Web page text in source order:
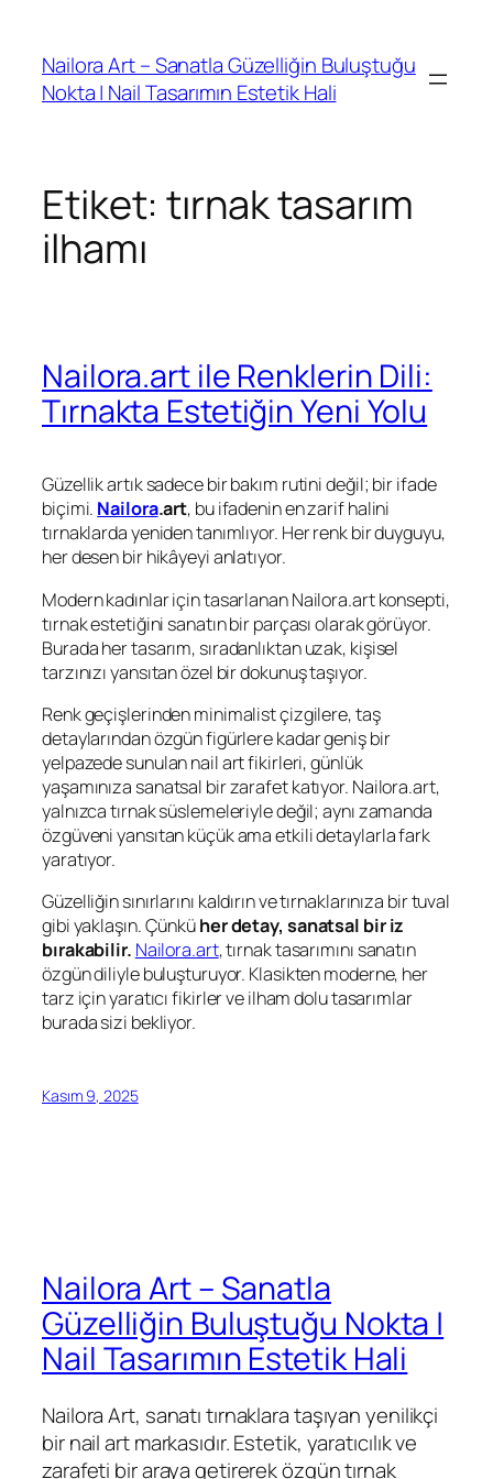
Nailora Art – Sanatla Güzelliğin Buluştuğu
Nokta | Nail Tasarımın Estetik Hali
Etiket:tırnak tasarım
ilhamı
Nailora.art ile Renklerin Dili:
Tırnakta Estetiğin Yeni Yolu
Güzellik artık sadece bir bakım rutini değil; bir ifade
biçimi. Nailora.art, bu ifadenin en zarif halini
tırnaklarda yeniden tanımlıyor. Her renk bir duyguyu,
her desen bir hikâyeyi anlatıyor.
Modern kadınlar için tasarlanan Nailora.art konsepti,
tırnak estetiğini sanatın bir parçası olarak görüyor.
Burada her tasarım, sıradanlıktan uzak, kişisel
tarzınızı yansıtan özel bir dokunuş taşıyor.
Renk geçişlerinden minimalist çizgilere, taş
detaylarından özgün figürlere kadar geniş bir
yelpazede sunulan nail art fikirleri, günlük
yaşamınıza sanatsal bir zarafet katıyor. Nailora.art,
yalnızca tırnak süslemeleriyle değil; aynı zamanda
özgüveni yansıtan küçük ama etkili detaylarla fark
yaratıyor.
Güzelliğin sınırlarını kaldırın ve tırnaklarınıza bir tuval
gibi yaklaşın. Çünküher detay, sanatsal bir iz
bırakabilir. Nailora.art, tırnak tasarımını sanatın
özgün diliyle buluşturuyor. Klasikten moderne, her
tarz için yaratıcı fikirler ve ilham dolu tasarımlar
burada sizi bekliyor.
Kasım 9, 2025
Nailora Art – Sanatla
Güzelliğin Buluştuğu Nokta |
Nail Tasarımın Estetik Hali
Nailora Art, sanatı tırnaklara taşıyan yenilikçi
bir nail art markasıdır. Estetik, yaratıcılık ve
zarafeti bir araya getirerek özgün tırnak